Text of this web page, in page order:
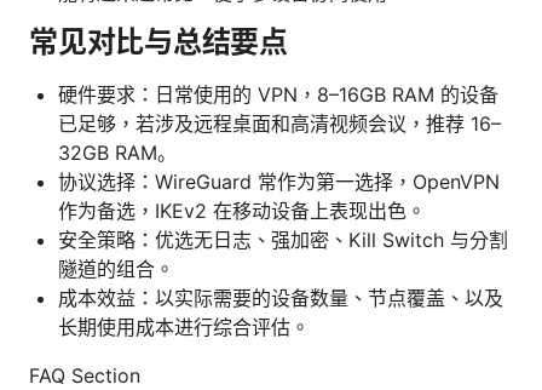
常见对比与总结要点
硬件要求：日常使用的 VPN，8–16GB RAM 的设备
已足够，若涉及远程桌面和高清视频会议，推荐 16–
32GB RAM。
协议选择：WireGuard 常作为第一选择，OpenVPN
作为备选，IKEv2 在移动设备上表现出色。
安全策略：优选无日志、强加密、Kill Switch 与分割
隧道的组合。
成本效益：以实际需要的设备数量、节点覆盖、以及
长期使用成本进行综合评估。
FAQ Section